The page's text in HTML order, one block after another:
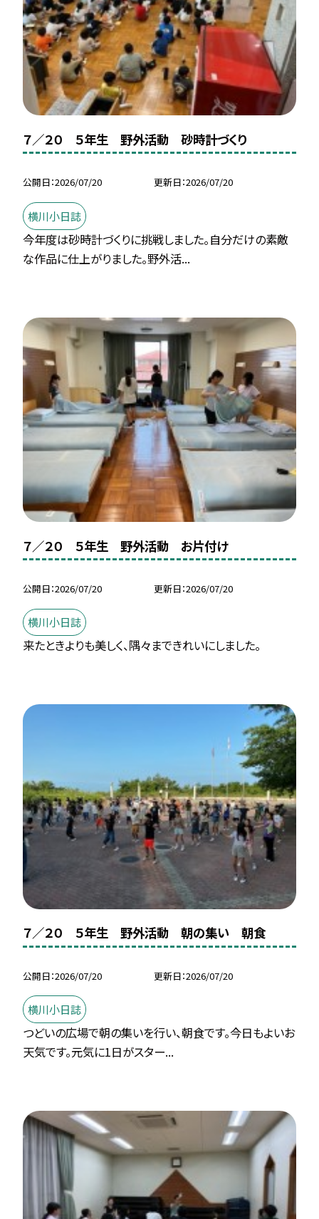
７／２０ ５年生 野外活動 砂時計づくり
公開日 2026/07/20 更新日 2026/07/20
横川小日誌
今年度は砂時計づくりに挑戦しました。自分だけの素敵
な作品に仕上がりました。野外活...
７／２０ ５年生 野外活動 お片付け
公開日 2026/07/20 更新日 2026/07/20
横川小日誌
来たときよりも美しく、隅々まできれいにしました。
７／２０ ５年生 野外活動 朝の集い 朝食
公開日 2026/07/20 更新日 2026/07/20
横川小日誌
つどいの広場で朝の集いを行い、朝食です。今日もよいお
天気です。元気に1日がスター...